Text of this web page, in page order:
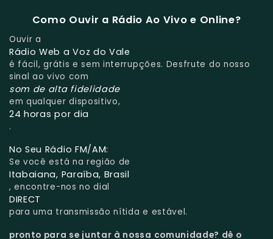
Como Ouvir a Rádio Ao Vivo e Online?
Ouvir a
Rádio Web a Voz do Vale
é fácil, grátis e sem interrupções. Desfrute do nosso
sinal ao vivo com
som de alta fidelidade
em qualquer dispositivo,
24 horas por dia
.
No Seu Rádio FM/AM:
Se você está na região de
Itabaiana, Paraíba, Brasil
, encontre-nos no dial
DIRECT
para uma transmissão nítida e estável.
pronto para se juntar à nossa comunidade? dê o